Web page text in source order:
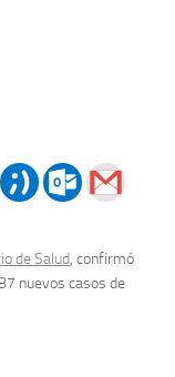
de Salud, confirmó
nuevos casos de